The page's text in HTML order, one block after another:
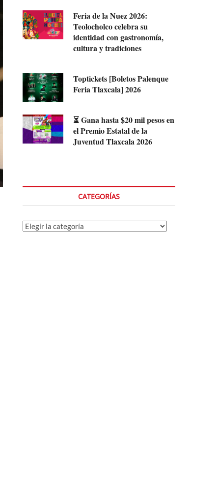
Feria de la Nuez 2026:
Teolocholco celebra su
identidad con gastronomía,
cultura y tradiciones
Toptickets [Boletos Palenque
Feria Tlaxcala] 2026
⏳ Gana hasta $20 mil pesos en
el Premio Estatal de la
Juventud Tlaxcala 2026
CATEGORÍAS
Categorías